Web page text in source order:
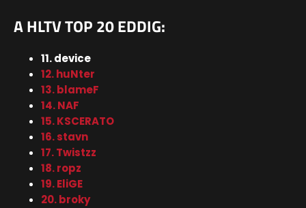
A HLTV TOP 20 EDDIG:
11. device
12. huNter
13. blameF
14. NAF
15. KSCERATO
16. stavn
17. Twistzz
18. ropz
19. EliGE
20. broky